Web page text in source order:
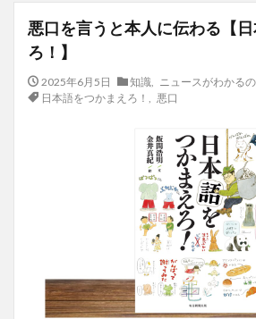
悪口を言うと本人に伝わる【
ろ！】
2025年6月5日 知識
ニュースがわかる
日本語をつかまえろ！
悪口